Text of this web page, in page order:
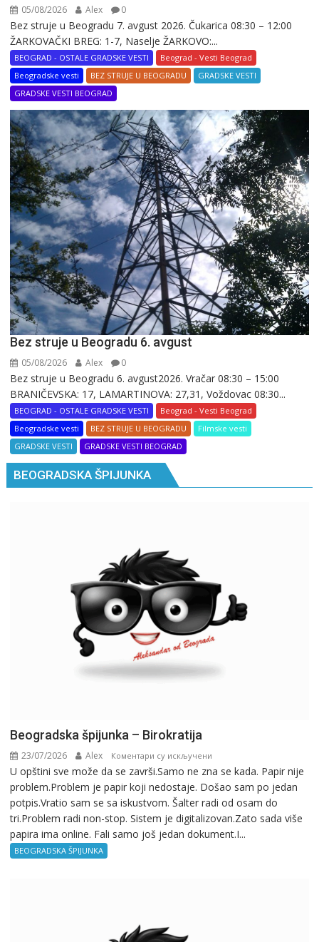
05/08/2026 Alex 0
Bez struje u Beogradu 7. avgust 2026. Čukarica 08:30 – 12:00
ŽARKOVAČKI BREG: 1-7, Naselje ŽARKOVO:...
BEOGRAD - OSTALE GRADSKE VESTI
Beograd - Vesti Beograd
Beogradske vesti
BEZ STRUJE U BEOGRADU
GRADSKE VESTI
GRADSKE VESTI BEOGRAD
Bez struje u Beogradu 6. avgust
05/08/2026 Alex 0
Bez struje u Beogradu 6. avgust2026. Vračar 08:30 – 15:00
BRANIČEVSKA: 17, LAMARTINOVA: 27,31, Voždovac 08:30...
BEOGRAD - OSTALE GRADSKE VESTI
Beograd - Vesti Beograd
Beogradske vesti
BEZ STRUJE U BEOGRADU
Filmske vesti
GRADSKE VESTI
GRADSKE VESTI BEOGRAD
BEOGRADSKA ŠPIJUNKA
Beogradska špijunka – Birokratija
23/07/2026 Alex Коментари су искључени
Beogradska
špijunka
–
Birokratija
U opštini sve može da se završi.Samo ne zna se kada. Papir nije
problem.Problem je papir koji nedostaje. Došao sam po jedan
potpis.Vratio sam se sa iskustvom. Šalter radi od osam do
tri.Problem radi non-stop. Sistem je digitalizovan.Zato sada više
papira ima online. Fali samo još jedan dokument.I...
BEOGRADSKA ŠPIJUNKA